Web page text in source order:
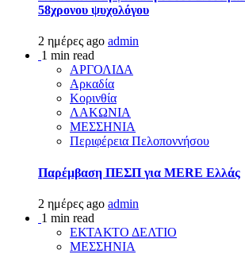
58χρονου ψυχολόγου
2 ημέρες ago admin
1 min read
ΑΡΓΟΛΙΔΑ
Αρκαδία
Κορινθία
ΛΑΚΩΝΙΑ
ΜΕΣΣΗΝΙΑ
Περιφέρεια Πελοποννήσου
Παρέμβαση ΠΕΣΠ για MERE Ελλάς
2 ημέρες ago admin
1 min read
ΕΚΤΑΚΤΟ ΔΕΛΤΙΟ
ΜΕΣΣΗΝΙΑ